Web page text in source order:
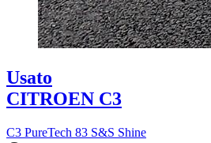
Usato
CITROEN C3
C3 PureTech 83 S&S Shine